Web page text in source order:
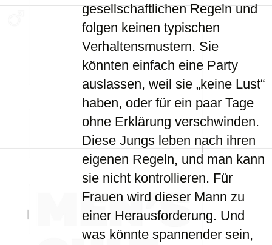
gesellschaftlichen Regeln und
folgen keinen typischen
Verhaltensmustern. Sie
könnten einfach eine Party
auslassen, weil sie „keine Lust“
haben, oder für ein paar Tage
ohne Erklärung verschwinden.
Diese Jungs leben nach ihren
eigenen Regeln, und man kann
sie nicht kontrollieren. Für
Frauen wird dieser Mann zu
einer Herausforderung. Und
was könnte spannender sein,